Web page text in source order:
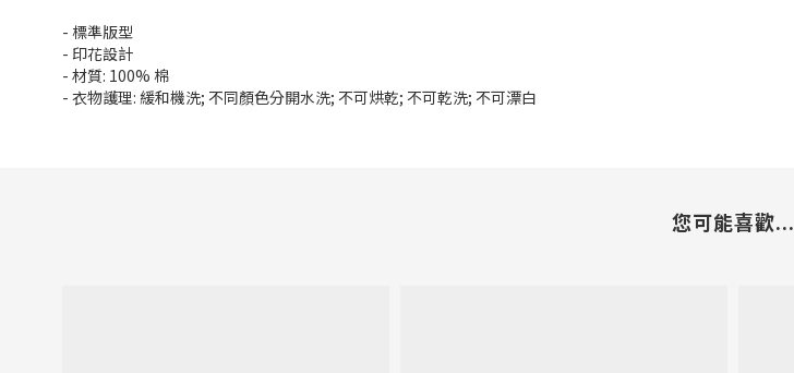
- 標準版型
- 印花設計
- 材質: 100% 棉
- 衣物護理: 緩和機洗; 不同顏色分開水洗; 不可烘乾; 不可乾洗; 不可漂白
您可能喜歡...